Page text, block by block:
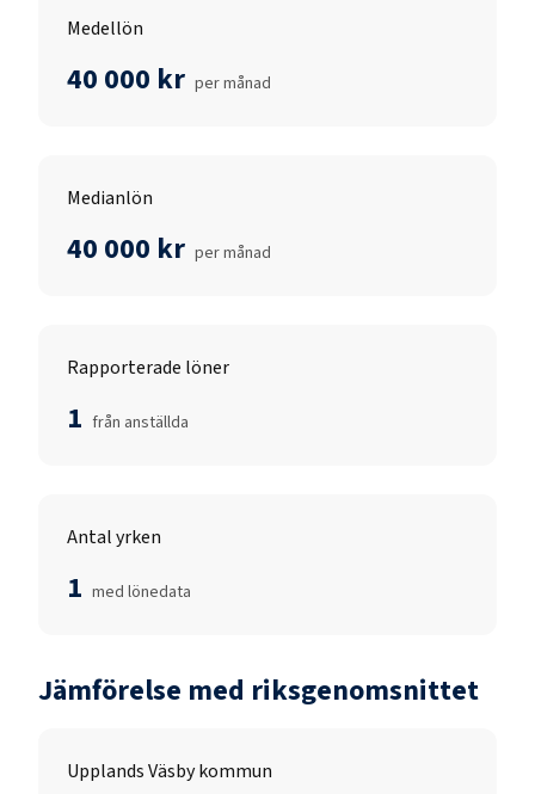
Medellön
40 000 kr per månad
Medianlön
40 000 kr per månad
Rapporterade löner
1 från anställda
Antal yrken
1 med lönedata
Jämförelse med riksgenomsnittet
Upplands Väsby kommun